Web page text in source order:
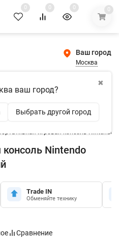
0 0 0 0
Ваш город
Москва
✖
ваш город?
Выбрать другой город
канал и получи
20W при покупке в
игровая консоль Nintendo
консоль Nintendo
Trade IN
Обменяйте технику
Сравнение